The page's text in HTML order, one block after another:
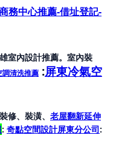
務中心推薦-借址登記-
室內設計推薦。室內裝
調清洗推薦 :屏東冷氣空
修、裝潢、 老屋翻新延伸
: 奇點空間設計屏東分公司: